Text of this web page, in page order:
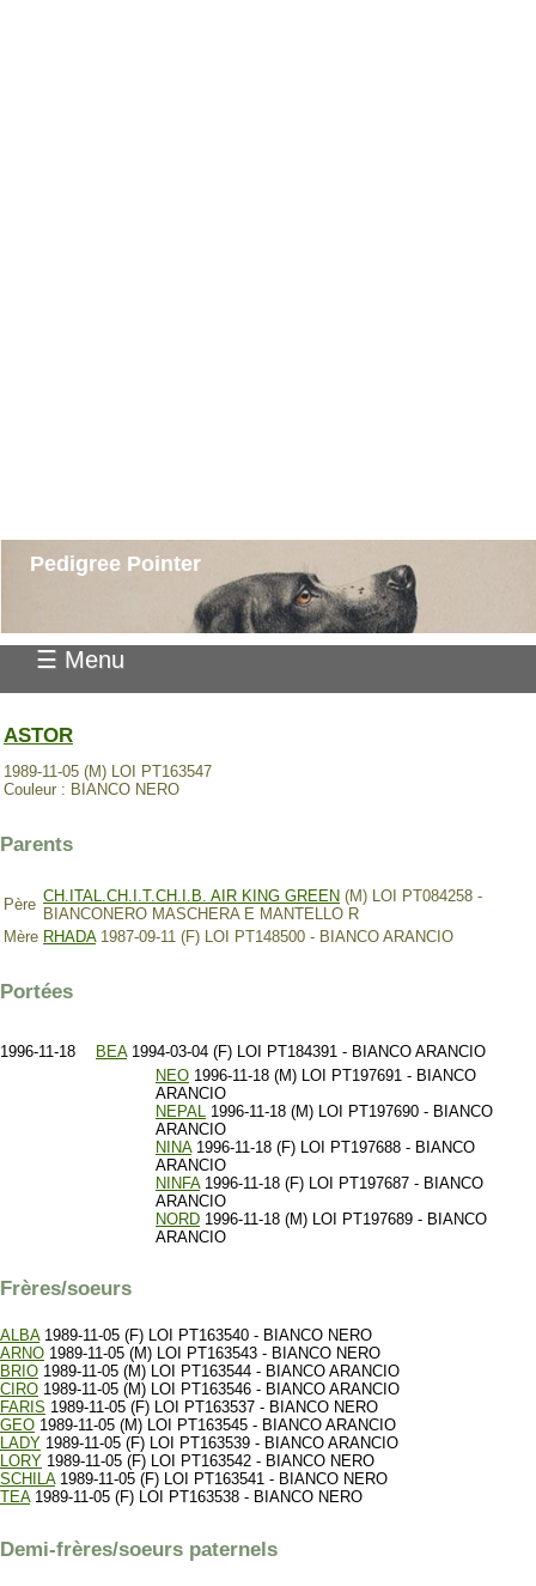
Pedigree Pointer
☰ Menu
ASTOR
1989-11-05 (M) LOI PT163547
Couleur : BIANCO NERO
Parents
Père CH.ITAL.CH.I.T.CH.I.B. AIR KING GREEN (M) LOI PT084258 -
BIANCONERO MASCHERA E MANTELLO R
Mère RHADA1987-09-11 (F) LOI PT148500 - BIANCO ARANCIO
Portées
1996-11-18 BEA1994-03-04 (F) LOI PT184391 - BIANCO ARANCIO
NEO 1996-11-18 (M) LOI PT197691 - BIANCO
ARANCIO
NEPAL 1996-11-18 (M) LOI PT197690 - BIANCO
ARANCIO
NINA1996-11-18 (F) LOI PT197688 - BIANCO
ARANCIO
NINFA1996-11-18 (F) LOI PT197687 - BIANCO
ARANCIO
NORD 1996-11-18 (M) LOI PT197689 - BIANCO
ARANCIO
Frères/soeurs
ALBA1989-11-05 (F) LOI PT163540 - BIANCO NERO
ARNO 1989-11-05 (M) LOI PT163543 - BIANCO NERO
BRIO 1989-11-05 (M) LOI PT163544 - BIANCO ARANCIO
CIRO 1989-11-05 (M) LOI PT163546 - BIANCO ARANCIO
FARIS 1989-11-05 (F) LOI PT163537 - BIANCO NERO
GEO 1989-11-05 (M) LOI PT163545 - BIANCO ARANCIO
LADY 1989-11-05 (F) LOI PT163539 - BIANCO ARANCIO
LORY 1989-11-05 (F) LOI PT163542 - BIANCO NERO
SCHILA1989-11-05 (F) LOI PT163541 - BIANCO NERO
TEA1989-11-05 (F) LOI PT163538 - BIANCO NERO
Demi-frères/soeurs paternels